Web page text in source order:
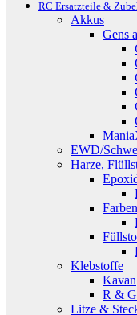
RC Ersatzteile &
Akkus
Gens
EWD/
Harze,
Farben
Klebstoffe
Kavan
R & G
Litze &